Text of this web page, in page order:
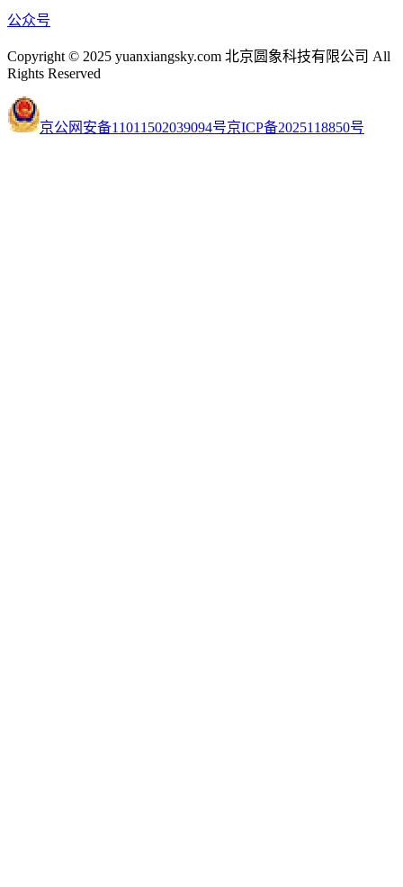
公众号
Copyright © 2025 yuanxiangsky.com 北京圆象科技有限公司 All
Rights Reserved
京公网安备11011502039094号京ICP备2025118850号